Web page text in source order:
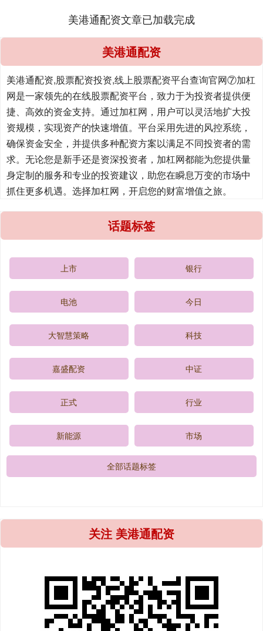
美港通配资文章已加载完成
美港通配资
美港通配资,股票配资投资,线上股票配资平台查询官网⑦加杠
网是一家领先的在线股票配资平台，致力于为投资者提供便
捷、高效的资金支持。通过加杠网，用户可以灵活地扩大投
资规模，实现资产的快速增值。平台采用先进的风控系统，
确保资金安全，并提供多种配资方案以满足不同投资者的需
求。无论您是新手还是资深投资者，加杠网都能为您提供量
身定制的服务和专业的投资建议，助您在瞬息万变的市场中
抓住更多机遇。选择加杠网，开启您的财富增值之旅。
话题标签
上市 银行
电池 今日
大智慧策略 科技
嘉盛配资 中证
正式 行业
新能源 市场
全部话题标签
关注 美港通配资